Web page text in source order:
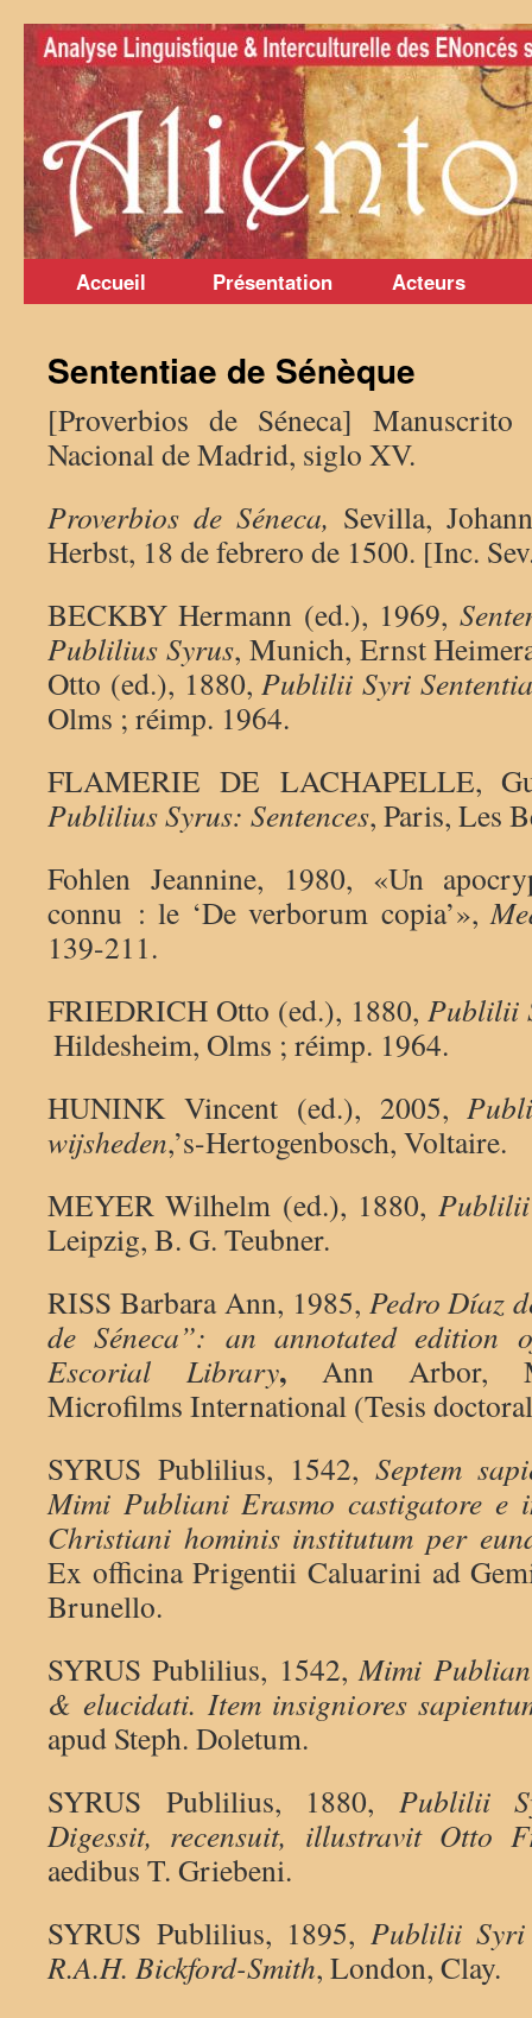
Aller
au
contenu
Accueil Présentation Acteurs
Sententiae de Sénèque
[Proverbios de Séneca]
Nacional de Madrid, siglo XV.
Proverbios de Séneca, Sevilla,
Herbst, 18 de febrero de 1500. [Inc.
BECKBY Hermann (ed.), 1969,
Publilius Syrus, Munich, Ernst
Otto (ed.), 1880,Publilii Syri
Olms ; réimp. 1964.
FLAMERIE DE LACHAPELLE,
Publilius Syrus: Sentences, Paris, Les
Fohlen Jeannine, 1980, «Un
connu : le ‘De verborum copia’»,
139-211.
FRIEDRICH Otto (ed.), 1880, Publilii
Hildesheim, Olms ; réimp. 1964.
HUNINK Vincent (ed.), 2005,
wijsheden,’s-Hertogenbosch, Voltaire.
MEYER Wilhelm (ed.), 1880,
Leipzig, B. G. Teubner.
RISS Barbara Ann, 1985, Pedro Díaz
de Séneca”: an annotated edition
Escorial Library, Ann Arbor,
Microfilms International (Tesis
SYRUS Publilius, 1542, Septem
Mimi Publiani Erasmo castigatore e
Christiani hominis institutum per
Ex officina Prigentii Caluarini ad
Brunello.
SYRUS Publilius, 1542,Mimi
& elucidati. Item insigniores
apud Steph. Doletum.
SYRUS Publilius, 1880, Publilii
Digessit, recensuit, illustravit Otto
aedibus T. Griebeni.
SYRUS Publilius, 1895, Publilii
R.A.H. Bickford-Smith, London, Clay.